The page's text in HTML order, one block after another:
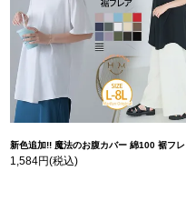
新色追加!! 魔法のお腹カバー 綿100 裾フレア Tシャツ | 大きいサイズの通販ならハッピーマリリン
1,584円(税込)